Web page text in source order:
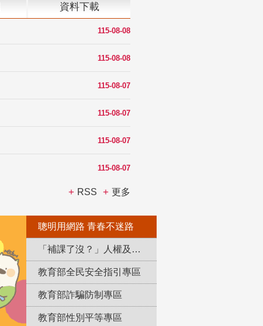
資料下載
115-08-08
115-08-08
115-08-07
115-08-07
115-08-07
115-08-07
RSS 更多
聰明用網路 青春不迷路
「補課了沒？」人權及轉型正義教育專區
教育部全民安全指引專區
教育部詐騙防制專區
教育部性別平等專區